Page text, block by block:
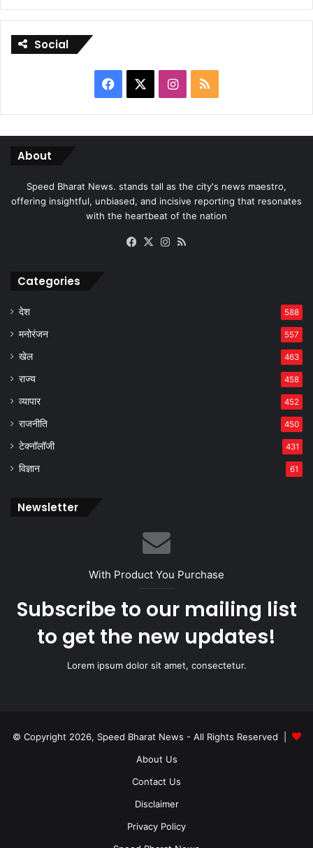
Social
Facebook Instagram
RSS
About
Speed Bharat News. stands tall as the city's news maestro,
offering insightful, unbiased, and incisive reporting that resonates
with the heartbeat of the nation
Facebook
X Instagram
Categories
देश 588
मनोरंजन 557
खेल 463
राज्य 458
व्यापार 452
राजनीति 450
टेक्नॉलॉजी 431
विज्ञान 61
Newsletter
With Product You Purchase
Subscribe to our mailing list
to get the new updates!
Lorem ipsum dolor sit amet, consectetur.
© Copyright 2026, Speed Bharat News - All Rights Reserved |
About Us
Contact Us
Disclaimer
Privacy Policy